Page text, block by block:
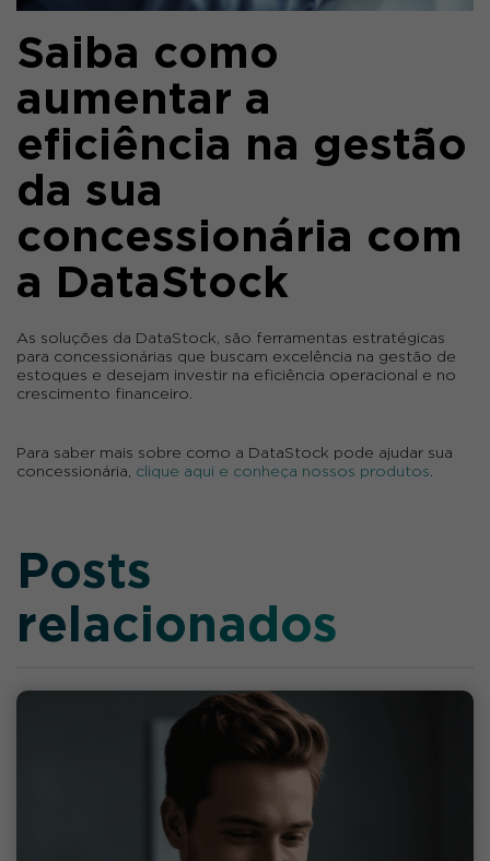
Saiba como
aumentar a
eficiência na gestão
da sua
concessionária com
a DataStock
As soluções da DataStock, são ferramentas estratégicas
para concessionárias que buscam excelência na gestão de
estoques e desejam investir na eficiência operacional e no
crescimento financeiro.
Para saber mais sobre como a DataStock pode ajudar sua
concessionária, clique aqui e conheça nossos produtos
Posts
relacionados